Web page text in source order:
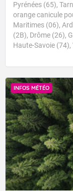
Pyrénées (65),
orange canicule
Maritimes (06),
(2B), Drôme (26),
Haute-Savoie
INFOS MÉTÉO